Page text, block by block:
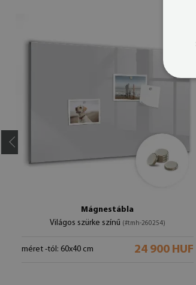
Mágnestábla
Világos szürke színű (#tmh-260254)
méret -tól: 60x40 cm 24 900 HUF